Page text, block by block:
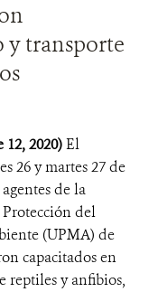
y transporte
2020)El
26 y martes 27 de
de la
del
(UPMA) de
capacitados en
reptiles y anfibios,